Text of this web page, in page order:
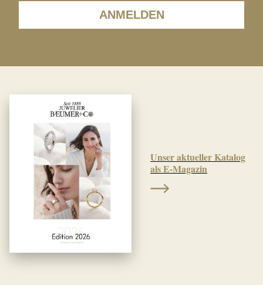
ANMELDEN
Unser aktueller Katalog
als E-Magazin